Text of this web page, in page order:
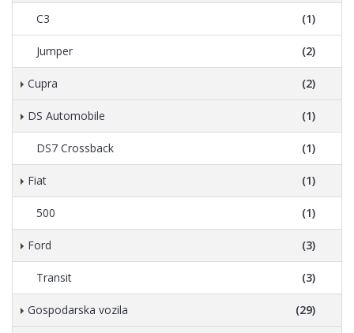
C3 (1)
Jumper (2)
Cupra (2)
DS Automobile (1)
DS7 Crossback (1)
Fiat (1)
500 (1)
Ford (3)
Transit (3)
Gospodarska vozila (29)